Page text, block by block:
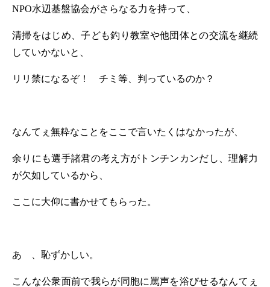
NPO水辺基盤協会がさらなる力を持って、
清掃をはじめ、子ども釣り教室や他団体との交流を継続
していかないと、
リリ禁になるぞ！ チミ等、判っているのか？
なんてぇ無粋なことをここで言いたくはなかったが、
余りにも選手諸君の考え方がトンチンカンだし、理解力
が欠如しているから、
ここに大仰に書かせてもらった。
あゝ、恥ずかしい。
こんな公衆面前で我らが同胞に罵声を浴びせるなんてぇ